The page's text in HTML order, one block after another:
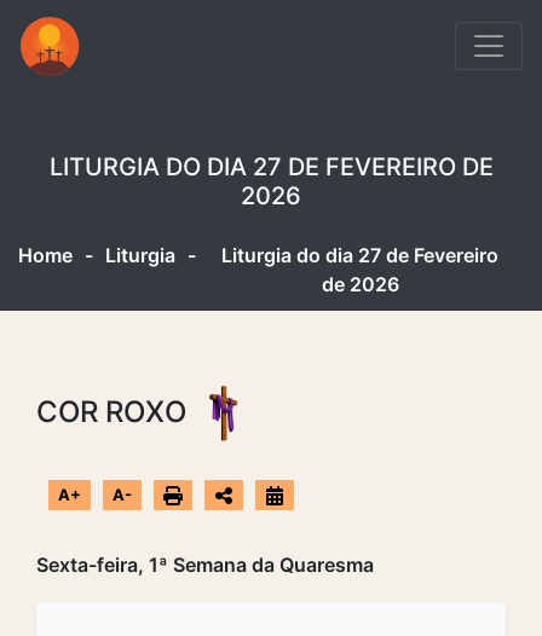
LITURGIA DO DIA 27 DE FEVEREIRO DE
2026
Home - Liturgia -
Liturgia do dia 27 de Fevereiro
de 2026
COR ROXO
A+ A-
Sexta-feira, 1ª Semana da Quaresma